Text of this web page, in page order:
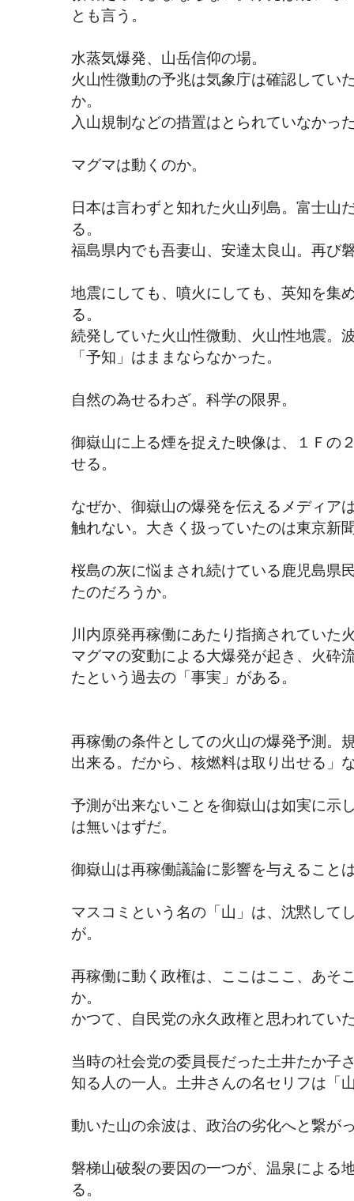
とも言う。
水蒸気爆発、山岳信仰の場。
火山性微動の予兆は気象庁は確認してい
か。
入山規制などの措置はとられていなかっ
マグマは動くのか。
日本は言わずと知れた火山列島。富士山
る。
福島県内でも吾妻山、安達太良山。再び
地震にしても、噴火にしても、英知を集
る。
続発していた火山性微動、火山性地震。
「予知」はままならなかった。
自然の為せるわざ。科学の限界。
御嶽山に上る煙を捉えた映像は、１Ｆの
せる。
なぜか、御嶽山の爆発を伝えるメディア
触れない。大きく扱っていたのは東京新
桜島の灰に悩まされ続けている鹿児島県
たのだろうか。
川内原発再稼働にあたり指摘されていた
マグマの変動による大爆発が起き、火砕
たという過去の「事実」がある。
再稼働の条件としての火山の爆発予測。
出来る。だから、核燃料は取り出せる」
予測が出来ないことを御嶽山は如実に示
は無いはずだ。
御嶽山は再稼働議論に影響を与えること
マスコミという名の「山」は、沈黙して
が。
再稼働に動く政権は、ここはここ、あそ
か。
かつて、自民党の永久政権と思われてい
当時の社会党の委員長だった土井たか子
知る人の一人。土井さんの名セリフは「
動いた山の余波は、政治の劣化へと繋が
磐梯山破裂の要因の一つが、温泉による
る。